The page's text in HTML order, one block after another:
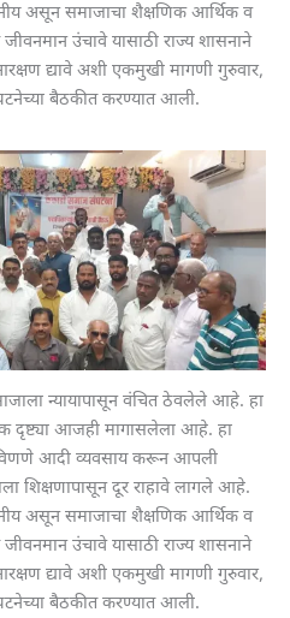
असून समाजाचा शैक्षणिक आर्थिक व
उंचावे यासाठी राज्य शासनाने
द्यावे अशी एकमुखी मागणी गुरुवार,
बैठकीत करण्यात आली.
न्यायापासून वंचित ठेवलेले आहे. हा
दृष्ट्या आजही मागासलेला आहे. हा
आदी व्यवसाय करून आपली
शिक्षणापासून दूर राहावे लागले आहे.
असून समाजाचा शैक्षणिक आर्थिक व
उंचावे यासाठी राज्य शासनाने
द्यावे अशी एकमुखी मागणी गुरुवार,
बैठकीत करण्यात आली.